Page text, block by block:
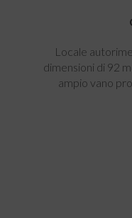
Locale
dimensioni di 92
ampio vano